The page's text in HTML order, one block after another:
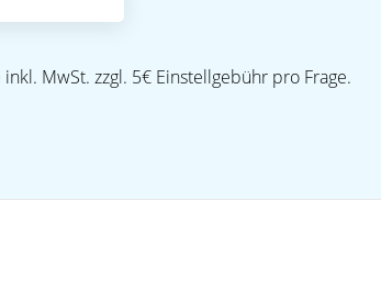
MwSt. zzgl. 5€ Einstellgebühr pro Frage.